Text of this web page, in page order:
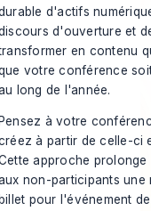
d'actifs
d'ouverture et
en contenu
votre conférence
long de l'année.
Pensez à votre
à partir de celle-ci
approche prolonge
non-participants
billet pour l'événement